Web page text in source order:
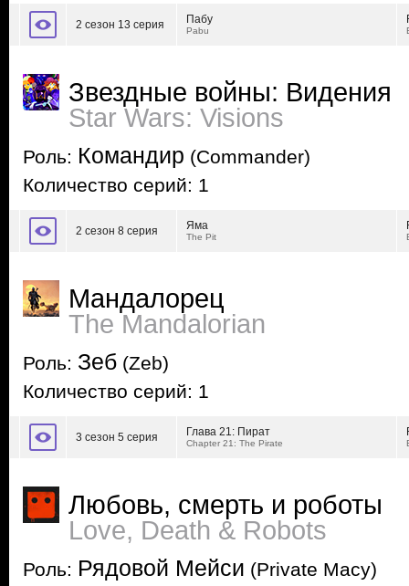
2 сезон 13 серия Пабу
Pabu
Звездные войны: Видения
Star Wars: Visions
Роль: Командир (Commander)
Количество серий: 1
2 сезон 8 серия Яма
The Pit
Мандалорец
The Mandalorian
Роль: Зеб (Zeb)
Количество серий: 1
3 сезон 5 серия Глава 21: Пират
Chapter 21: The Pirate
Любовь, смерть и роботы
Love, Death & Robots
Роль: Рядовой Мейси (Private Macy)